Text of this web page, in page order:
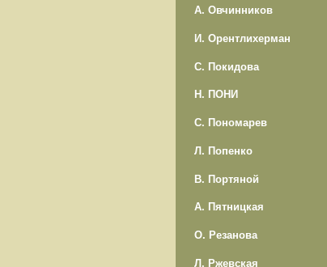
А. Овчинников
И. Орентлихерман
С. Покидова
Н. ПОНИ
С. Пономарев
Л. Попенко
В. Портяной
А. Пятницкая
О. Резанова
Л. Ржевская